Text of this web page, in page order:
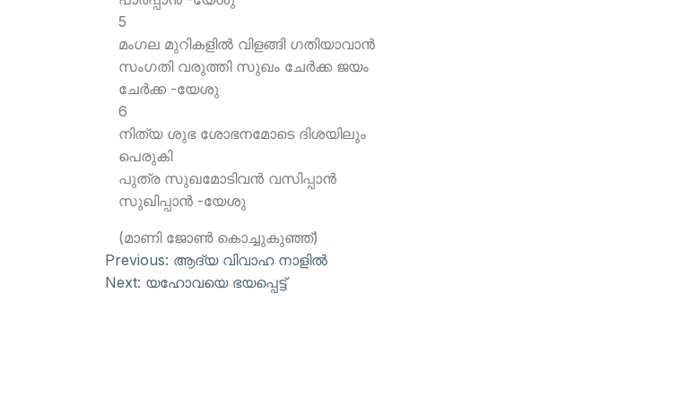
5
മംഗല മുറികളില്‍ വിളങ്ങി ഗതിയാവാന്‍
സംഗതി വരുത്തി സുഖം ചേര്‍ക്ക ജയം
ചേര്‍ക്ക -യേശു
6
നിത്യ ശുഭ ശോഭനമോടെ ദിശയിലും
പെരുകി
പുത്ര സുഖമോടിവന്‍ വസിപ്പാന്‍
സുഖിപ്പാന്‍ -യേശു
(മാണി ജോണ്‍ കൊച്ചുകുഞ്ഞ്)
Previous: ആദ്യ വിവാഹ നാളില്‍
Next: യഹോവയെ ഭയപ്പെട്ട്